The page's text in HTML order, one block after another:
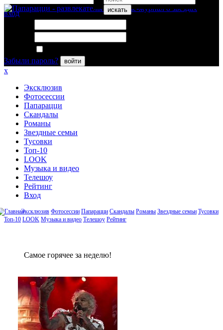
искать
вход
Забыли пароль?
войти
x
Эксклюзив
Фотосессии
Папарацци
Скандалы
Романы
Звездные семьи
Тусовки
Топ-10
LOOK
Музыка и видео
Телешоу
Рейтинг
Вход
Эксклюзив Фотосессии Папарацци Скандалы Романы Звездные семьи Тусовки
Топ-10 LOOK Музыка и видео Телешоу Рейтинг
Сaмое гoрячее за неделю!